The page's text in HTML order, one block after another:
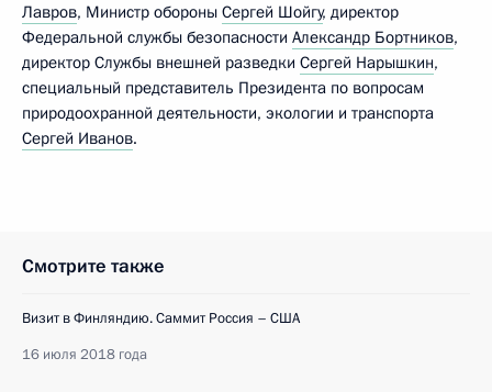
Лавров, Министр обороны Сергей Шойгу, директор
Федеральной службы безопасности Александр Бортников,
директор Службы внешней разведки Сергей Нарышкин,
специальный представитель Президента по вопросам
природоохранной деятельности, экологии и транспорта
Сергей Иванов.
Смотрите также
Визит в Финляндию. Саммит Россия – США
16 июля 2018 года